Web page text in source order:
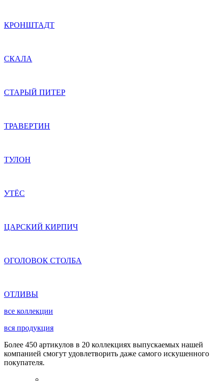
КРОНШТАДТ
СКАЛА
СТАРЫЙ ПИТЕР
ТРАВЕРТИН
ТУЛОН
УТЁС
ЦАРСКИЙ КИРПИЧ
ОГОЛОВОК СТОЛБА
ОТЛИВЫ
все коллекции
вся продукция
Более 450 артикулов в 20 коллекциях выпускаемых нашей
компанией смогут удовлетворить даже самого искушенного
покупателя.